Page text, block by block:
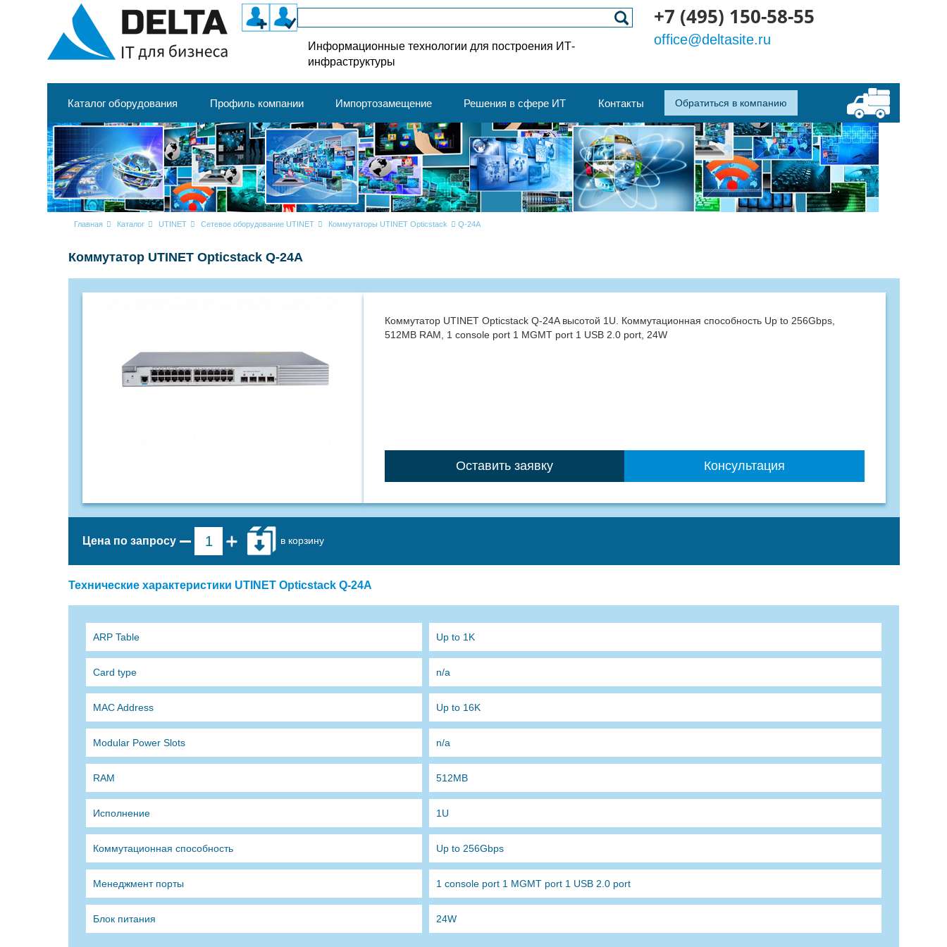
Информационные технологии для построения ИТ-
инфраструктуры
+7 (495) 150-58-55
office@deltasite.ru
Каталог оборудования Профиль компании Импортозамещение Решения в сфере ИТ Контакты Обратиться в компанию
Главная Каталог UTINET Сетевое оборудование UTINET Коммутаторы UTINET Opticstack Q-24A
Коммутатор UTINET Opticstack Q-24A
Коммутатор UTINET Opticstack Q-24A высотой 1U. Коммутационная способность Up to 256Gbps,
512MB RAM, 1 console port 1 MGMT port 1 USB 2.0 port, 24W
Оставить заявку Консультация
Цена по запросу в корзину
Технические характеристики UTINET Opticstack Q-24A
ARP Table Up to 1K
Card type n/a
MAC Address Up to 16K
Modular Power Slots n/a
RAM 512MB
Исполнение 1U
Коммутационная способность Up to 256Gbps
Менеджмент порты 1 console port 1 MGMT port 1 USB 2.0 port
Блок питания 24W